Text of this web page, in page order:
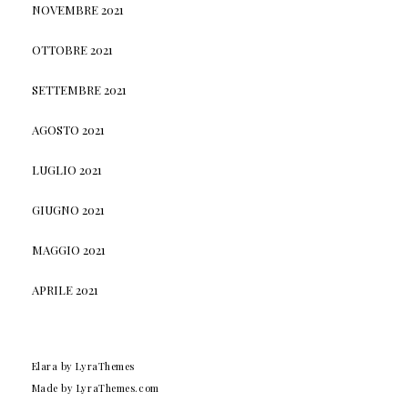
NOVEMBRE 2021
OTTOBRE 2021
SETTEMBRE 2021
AGOSTO 2021
LUGLIO 2021
GIUGNO 2021
MAGGIO 2021
APRILE 2021
Elara by LyraThemes
Made by LyraThemes.com